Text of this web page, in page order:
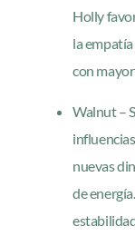
Holly
la
con
Walnut –
nuevas
de